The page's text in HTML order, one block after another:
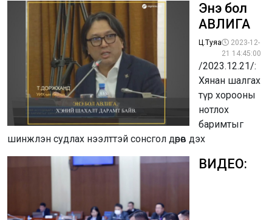
Энэ бол
АВЛИГА
Ц.Туяа
2023-12-
21 14:45:00
/2023.12.21/:
Хянан шалгах
түр хорооны
нотлох
баримтыг
шинжлэн судлах нээлттэй сонсгол дөрөв дэх
ВИДЕО: